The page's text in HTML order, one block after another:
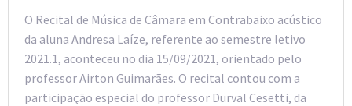
O Recital de Música de Câmara em Contrabaixo acústico
da aluna Andresa Laíze, referente ao semestre letivo
2021.1, aconteceu no dia 15/09/2021, orientado pelo
professor Airton Guimarães. O recital contou com a
participação especial do professor Durval Cesetti, da